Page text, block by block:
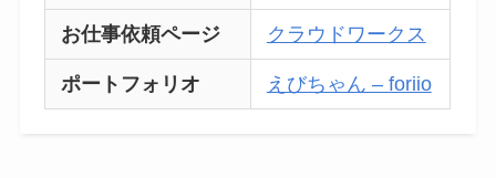
お仕事依頼ページ クラウドワークス
ポートフォリオ えびちゃん – foriio